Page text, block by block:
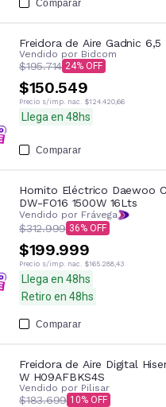
Comparar
Freidora de Aire Gadnic 6,5
Vendido por Bidcom
$195.714 24
$150.549
Precio s/imp. nac. $124.420,66
Llega en 48hs
Comparar
Hornito Eléctrico Daewoo
DW-FO16 1500W 16Lts
Vendido por Frávega
$312.999 36
$199.999
Precio s/imp. nac. $165.288,43
Llega en 48hs
Retiro en 48hs
Comparar
Freidora de Aire Digital
W H09AFBKS4S
Vendido por Pilisar
$183.699 10